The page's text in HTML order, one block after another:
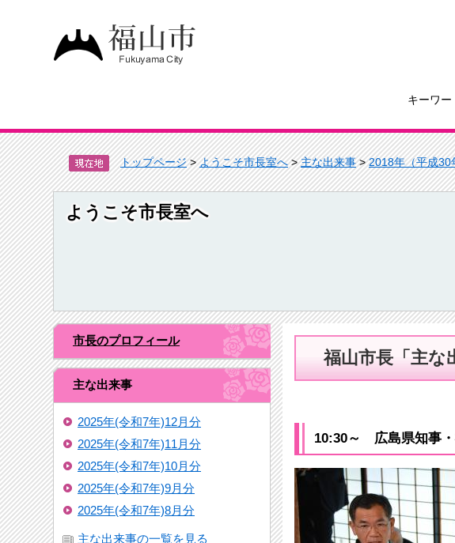
キーワー
トップページ>ようこそ市長室へ>主な出来事>2018年（平成30
ようこそ市長室へ
市長のプロフィール
主な出来事
2025年(令和7年)12月分
2025年(令和7年)11月分
2025年(令和7年)10月分
2025年(令和7年)9月分
2025年(令和7年)8月分
主な出来事の一覧を見る
福山市長「主な
10:30～ 広島県知事